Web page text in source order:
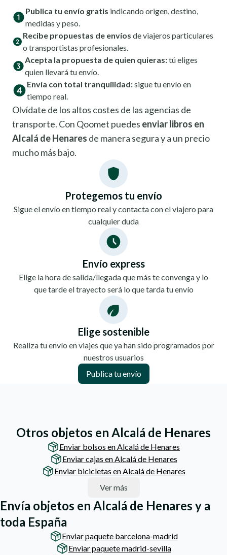
Publica tu envío gratis indicando origen, destino,
medidas y peso.
Recibe propuestas de envíos de viajeros particulares
o transportistas profesionales.
Acepta la propuesta de quien quieras:tú eliges
quien llevará tu envío.
Envía con total tranquilidad:sigue tu envío en
tiempo real.
Olvídate de los altos costes de las agencias de
transporte. Con Qoomet puedes enviar libros en
Alcalá de Henares de manera segura y a un precio
mucho más bajo.
Protegemos tu envío
Sigue el envío en tiempo real y contacta con el viajero para
cualquier duda
Envío express
Elige la hora de salida/llegada que más te convenga y lo
que tarde el trayecto será lo que tarda tu envío
Elige sostenible
Realiza tu envío en viajes que ya han sido programados por
nuestros usuarios
Publica tu envío
Otros objetos en Alcalá de Henares
Enviar bolsos en Alcalá de Henares
Enviar cajas en Alcalá de Henares
Enviar bicicletas en Alcalá de Henares
Ver más
Envía objetos en Alcalá de Henares y a
toda España
Enviar paquete barcelona-madrid
Enviar paquete madrid-sevilla